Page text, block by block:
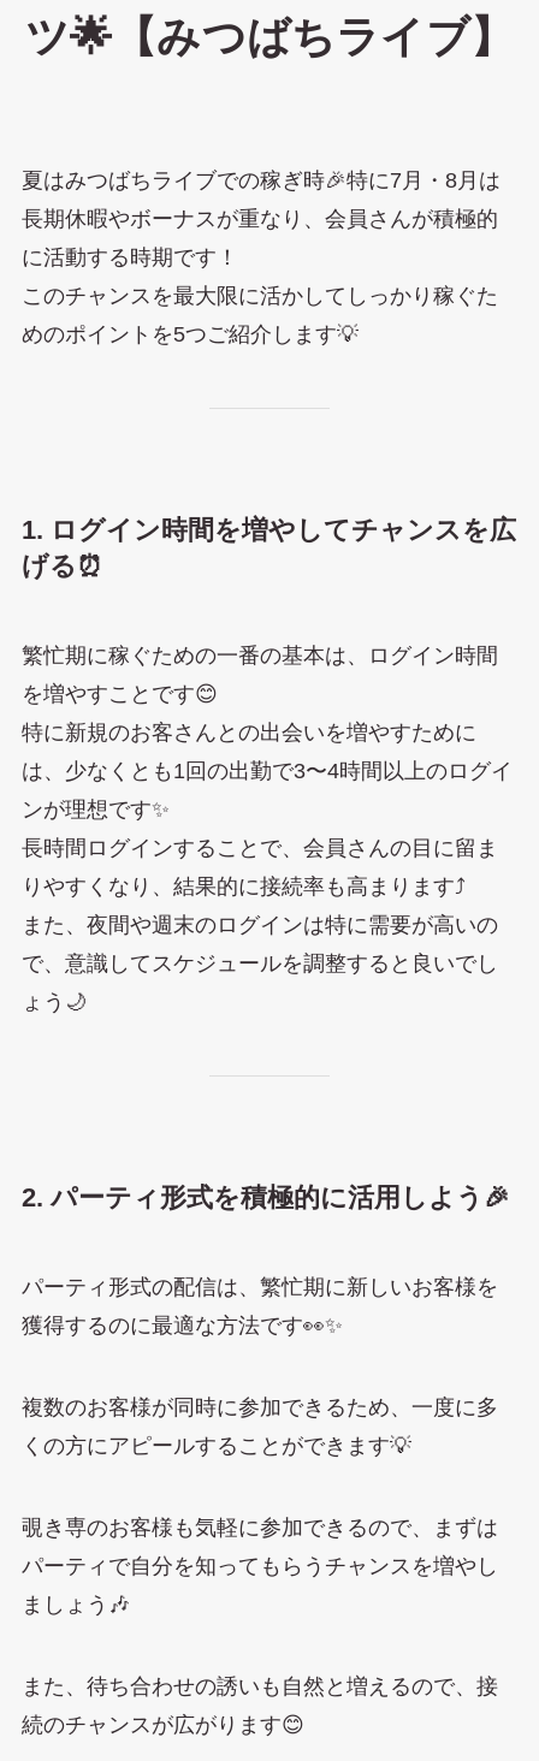
ツ🌟【みつばちライブ】
夏はみつばちライブでの稼ぎ時🎉特に7月・8月は
長期休暇やボーナスが重なり、会員さんが積極的
に活動する時期です！
このチャンスを最大限に活かしてしっかり稼ぐた
めのポイントを5つご紹介します💡
1. ログイン時間を増やしてチャンスを広
げる⏰
繁忙期に稼ぐための一番の基本は、ログイン時間
を増やすことです😊
特に新規のお客さんとの出会いを増やすために
は、少なくとも1回の出勤で3〜4時間以上のログイ
ンが理想です✨
長時間ログインすることで、会員さんの目に留ま
りやすくなり、結果的に接続率も高まります⤴️
また、夜間や週末のログインは特に需要が高いの
で、意識してスケジュールを調整すると良いでし
ょう🌙
2. パーティ形式を積極的に活用しよう🎉
パーティ形式の配信は、繁忙期に新しいお客様を
獲得するのに最適な方法です👀✨
複数のお客様が同時に参加できるため、一度に多
くの方にアピールすることができます💡
覗き専のお客様も気軽に参加できるので、まずは
パーティで自分を知ってもらうチャンスを増やし
ましょう🎶
また、待ち合わせの誘いも自然と増えるので、接
続のチャンスが広がります😊